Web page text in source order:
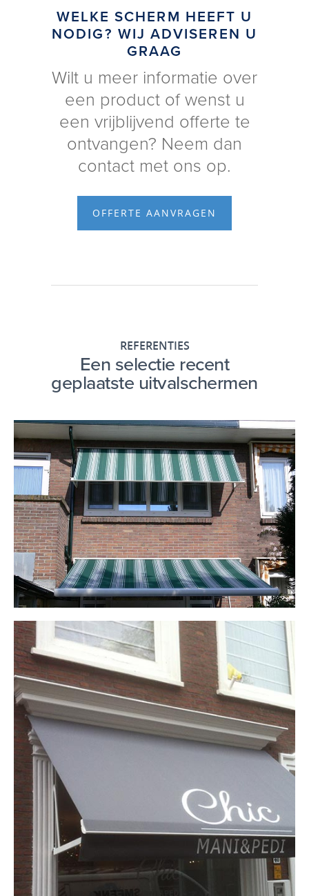
WELKE SCHERM HEEFT U
NODIG? WIJ ADVISEREN U
GRAAG
Wilt u meer informatie over
een product of wenst u
een vrijblijvend offerte te
ontvangen? Neem dan
contact met ons op.
OFFERTE AANVRAGEN
REFERENTIES
Een selectie recent
geplaatste uitvalschermen